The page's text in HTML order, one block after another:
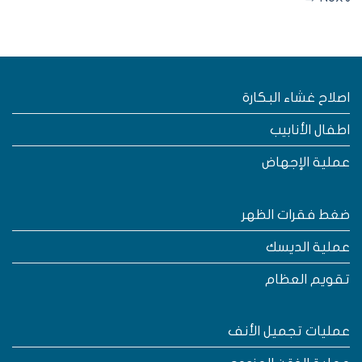
غشاء البكارة
الأنابيب
الإجهاض
فقرات الظهر
الديسك
العظام
تجميل الأنف